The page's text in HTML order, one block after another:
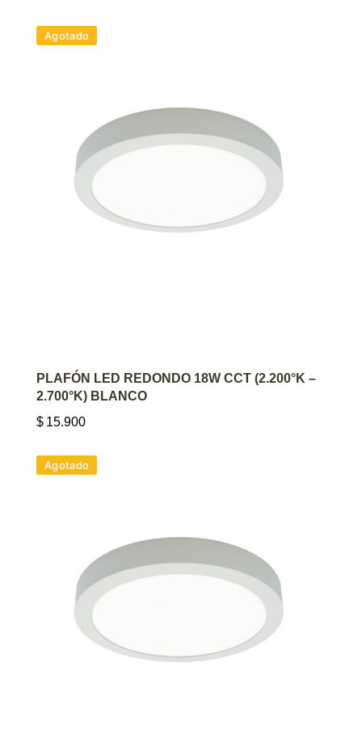
Agotado
AGREGAR AL CARRITO
PLAFÓN LED REDONDO 18W CCT (2.200°K –
2.700°K) BLANCO
$ 15.900
Agotado